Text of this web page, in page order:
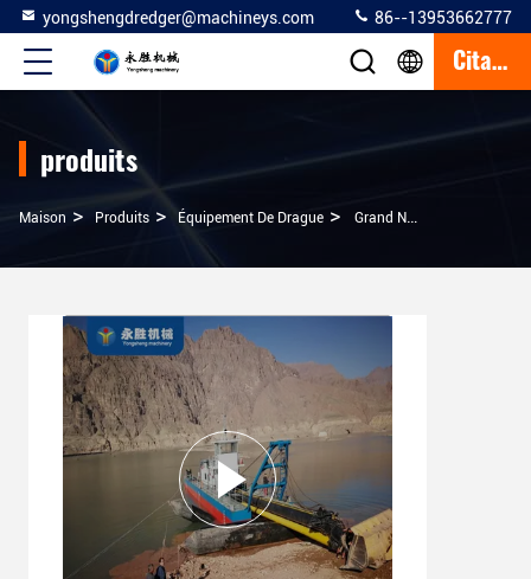
yongshengdredger@machineys.com 86--13953662777
Citation
produits
Maison > Produits > Équipement De Drague > Grand Navire De Dragage De Rivière De 26 Pouces